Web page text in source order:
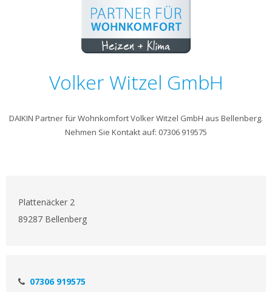
Volker Witzel GmbH
DAIKIN Partner für Wohnkomfort Volker Witzel GmbH aus Bellenberg.
Nehmen Sie Kontakt auf: 07306 919575
Plattenäcker 2
89287 Bellenberg
07306 919575